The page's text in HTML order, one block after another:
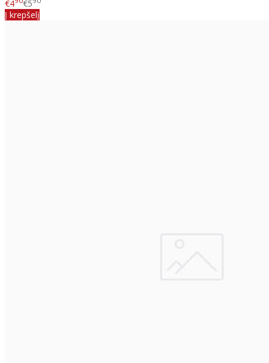
€4
€5
Į krepšelį